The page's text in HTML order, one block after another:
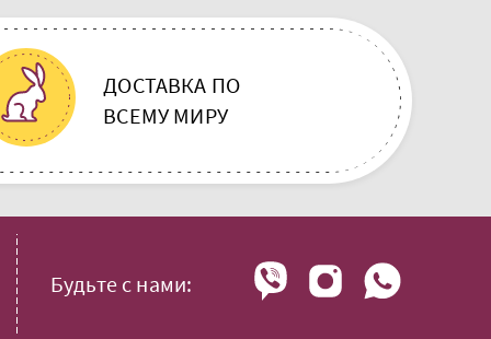
ДОСТАВКА ПО
ВСЕМУ МИРУ
Будьте с нами: